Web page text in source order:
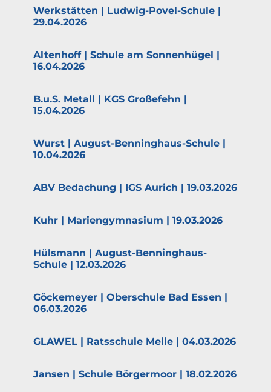
Werkstätten | Ludwig-Povel-Schule |
29.04.2026
Altenhoff | Schule am Sonnen­hügel |
16.04.2026
B.u.S. Metall | KGS Großefehn |
15.04.2026
Wurst | August-Benninghaus-Schule |
10.04.2026
ABV Bedachung | IGS Aurich | 19.03.2026
Kuhr | Marien­gym­nasium | 19.03.2026
Hülsmann | August-Benninghaus-
Schule | 12.03.2026
Göcke­meyer | Oberschule Bad Essen |
06.03.2026
GLAWEL | Ratsschule Melle | 04.03.2026
Jansen | Schule Börgermoor | 18.02.2026